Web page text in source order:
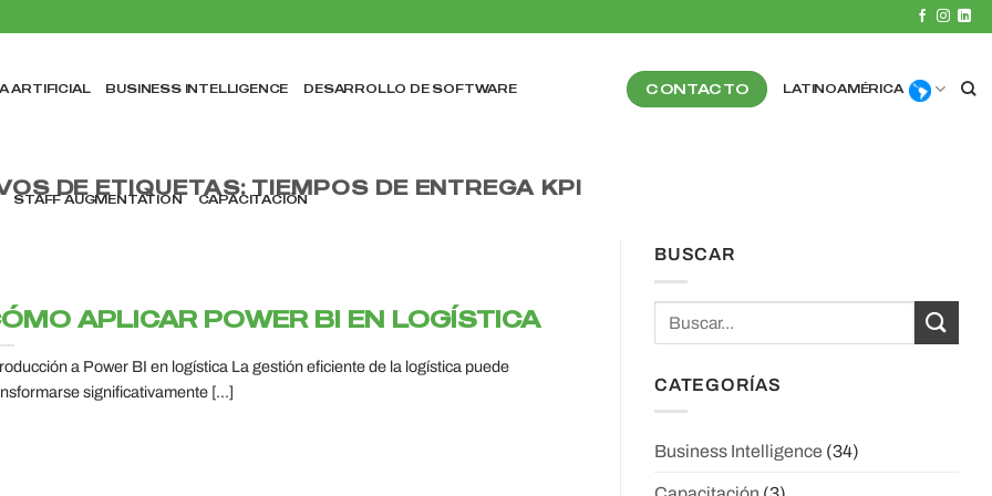
ARTIFICIAL BUSINESS INTELLIGENCE DESARROLLO DE SOFTWARE
STAFF AUGMENTATION CAPACITACIÓN
CONTACTO LATINOAMÉRICA
DE ETIQUETAS: TIEMPOS DE ENTREGA KPI
APLICAR POWER BI EN LOGÍSTICA
a Power BI en logística La gestión eficiente de la logística puede
significativamente [...]
BUSCAR
CATEGORÍAS
Business Intelligence (34)